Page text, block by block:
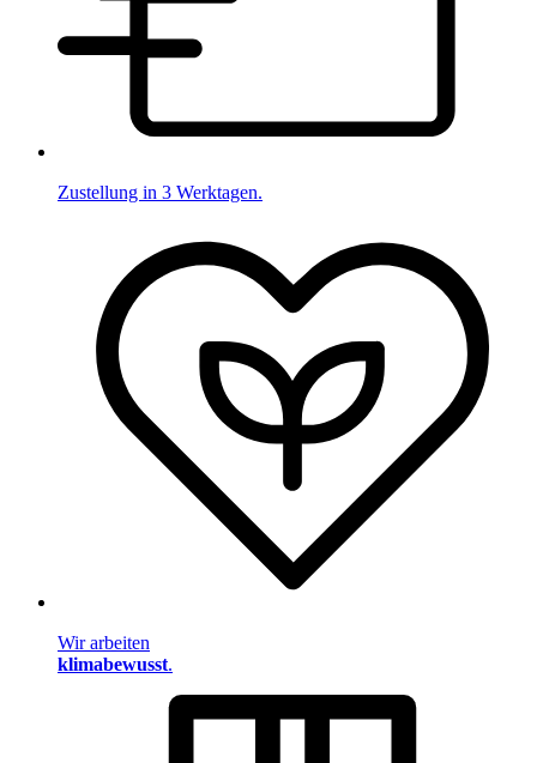
Zustellung in 3 Werktagen.
Wir arbeiten
klimabewusst.